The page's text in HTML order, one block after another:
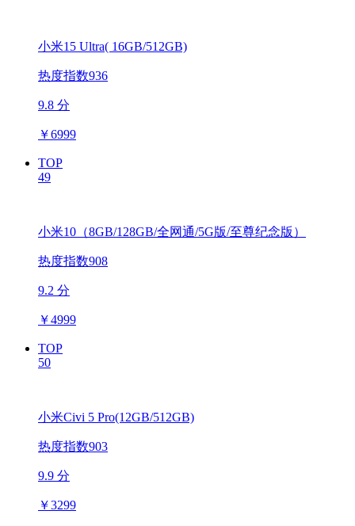
小米15 Ultra( 16GB/512GB)
热度指数936
9.8 分
￥6999
TOP
49
小米10（8GB/128GB/全网通/5G版/至尊纪念版）
热度指数908
9.2 分
￥4999
TOP
50
小米Civi 5 Pro(12GB/512GB)
热度指数903
9.9 分
￥3299